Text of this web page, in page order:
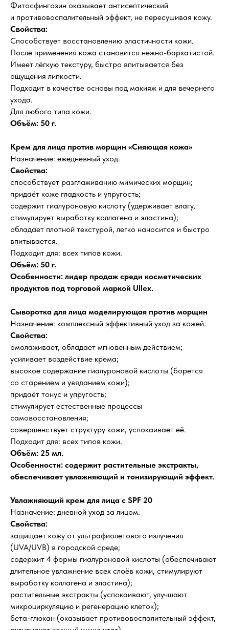
Фитосфингозин оказывает антисептический
и противовоспалительный эффект, не пересушивая кожу.
Свойства:
Способствует восстановлению эластичности кожи.
После применения кожа становится нежно-бархатистой.
Имеет лёгкую текстуру, быстро впитывается без
ощущения липкости.
Подходит в качестве основы под макияж и для вечернего
ухода.
Для любого типа кожи.
Объём: 50 г.
Крем для лица против морщин «Сияющая кожа»
Назначение: ежедневный уход.
Свойства:
способствует разглаживанию мимических морщин;
придаёт коже гладкость и упругость;
содержит гиалуроновую кислоту (удерживает влагу,
стимулирует выработку коллагена и эластина);
обладает плотной текстурой, легко наносится и быстро
впитывается.
Подходит для: всех типов кожи.
Объём: 50 г.
Особенности: лидер продаж среди косметических
продуктов под торговой маркой Ullex.
Сыворотка для лица моделирующая против морщин
Назначение: комплексный эффективный уход за кожей.
Свойства:
омолаживает, обладает мгновенным действием;
усиливает воздействие крема;
высокое содержание гиалуроновой кислоты (борется
со старением и увяданием кожи);
придаёт тонус и упругость;
стимулирует естественные процессы
самовосстановления;
совершенствует структуру кожи, успокаивает её.
Подходит для: всех типов кожи.
Объём: 25 мл.
Особенности: содержит растительные экстракты,
обеспечивает увлажняющий и тонизирующий эффект.
Увлажняющий крем для лица с SPF 20
Назначение: дневной уход за лицом.
Свойства:
защищает кожу от ультрафиолетового излучения
(UVA/UVB) в городской среде;
содержит 4 формы гиалуроновой кислоты (обеспечивают
длительное увлажнение всех слоёв кожи, стимулируют
выработку коллагена и эластина);
растительные экстракты (успокаивают, улучшают
микроциркуляцию и регенерацию клеток);
бета-глюкан (оказывает противовоспалительный эффект,